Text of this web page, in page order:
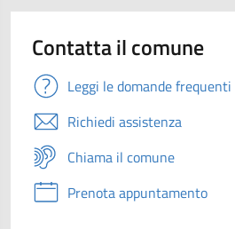
Contatta il comune
Leggi le domande frequenti
Richiedi assistenza
Chiama il comune
Prenota appuntamento